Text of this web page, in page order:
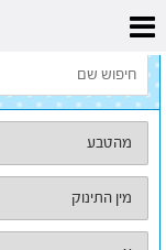
דף הבית